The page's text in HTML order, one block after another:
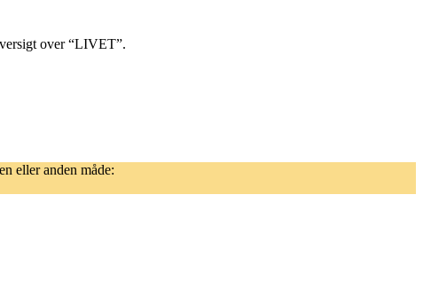
over “LIVET”.
eller anden måde: